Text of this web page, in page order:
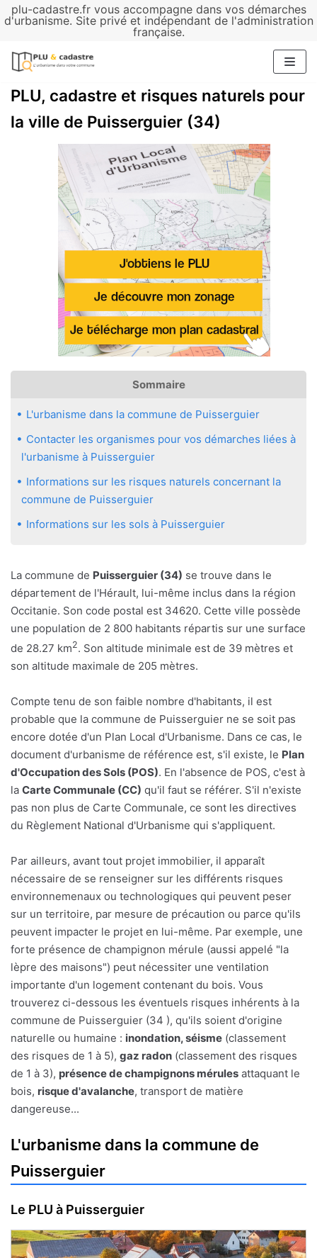
plu-cadastre.fr vous accompagne dans vos démarches
d'urbanisme. Site privé et indépendant de l'administration
française.
Aller
contenu
PLU, cadastre et risques naturels pour
la ville de Puisserguier (34)
Sommaire
L'urbanisme dans la commune de Puisserguier
Contacter les organismes pour vos démarches liées à
l'urbanisme à Puisserguier
Informations sur les risques naturels concernant la
commune de Puisserguier
Informations sur les sols à Puisserguier
La commune de Puisserguier (34) se trouve dans le
département de l'Hérault, lui-même inclus dans la région
Occitanie. Son code postal est 34620. Cette ville possède
une population de 2 800 habitants répartis sur une surface
de 28.27 km2. Son altitude minimale est de 39 mètres et
son altitude maximale de 205 mètres.
Compte tenu de son faible nombre d'habitants, il est
probable que la commune de Puisserguier ne se soit pas
encore dotée d'un Plan Local d'Urbanisme. Dans ce cas, le
document d'urbanisme de référence est, s'il existe, le Plan
d'Occupation des Sols (POS). En l'absence de POS, c'est à
la Carte Communale (CC) qu'il faut se référer. S'il n'existe
pas non plus de Carte Communale, ce sont les directives
du Règlement National d'Urbanisme qui s'appliquent.
Par ailleurs, avant tout projet immobilier, il apparaît
nécessaire de se renseigner sur les différents risques
environnemenaux ou technologiques qui peuvent peser
sur un territoire, par mesure de précaution ou parce qu'ils
peuvent impacter le projet en lui-même. Par exemple, une
forte présence de champignon mérule (aussi appelé "la
lèpre des maisons") peut nécessiter une ventilation
importante d'un logement contenant du bois. Vous
trouverez ci-dessous les éventuels risques inhérents à la
commune de Puisserguier (34 ), qu'ils soient d'origine
naturelle ou humaine : inondation, séisme (classement
des risques de 1 à 5), gaz radon (classement des risques
de 1 à 3), présence de champignons mérules attaquant le
bois, risque d'avalanche, transport de matière
dangereuse...
L'urbanisme dans la commune de
Puisserguier
Le PLU à Puisserguier